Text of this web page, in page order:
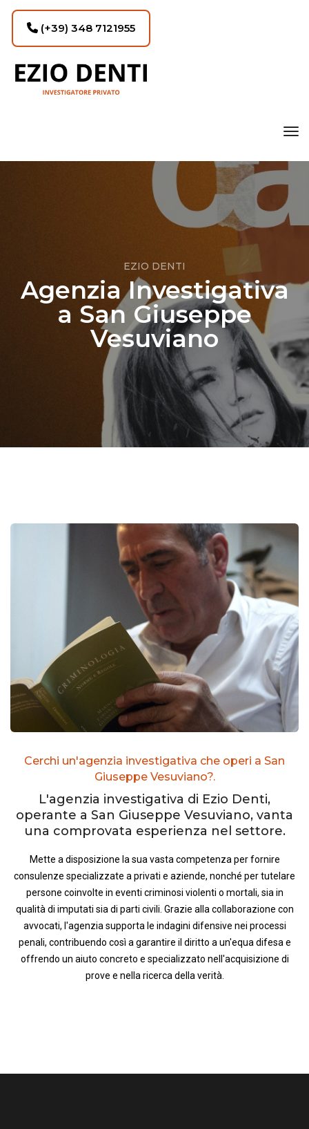
(+39) 348 7121955
EZIO DENTI
Agenzia Investigativa
a San Giuseppe
Vesuviano
Cerchi un'agenzia investigativa che operi a San
Giuseppe Vesuviano?.
L'agenzia investigativa di Ezio Denti,
operante a San Giuseppe Vesuviano, vanta
una comprovata esperienza nel settore.
Mette a disposizione la sua vasta competenza per fornire
consulenze specializzate a privati e aziende, nonché per tutelare
persone coinvolte in eventi criminosi violenti o mortali, sia in
qualità di imputati sia di parti civili. Grazie alla collaborazione con
avvocati, l'agenzia supporta le indagini difensive nei processi
penali, contribuendo così a garantire il diritto a un'equa difesa e
offrendo un aiuto concreto e specializzato nell'acquisizione di
prove e nella ricerca della verità.